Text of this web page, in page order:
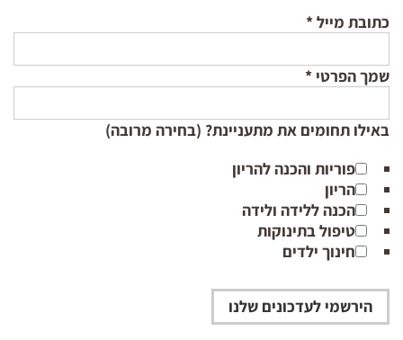
כתובת מייל*
שמך הפרטי *
באילו תחומים את מתעניינת? (בחירה מרובה)
פוריות והכנה להריון
הריון
הכנה ללידה ולידה
טיפול בתינוקות
חינוך ילדים